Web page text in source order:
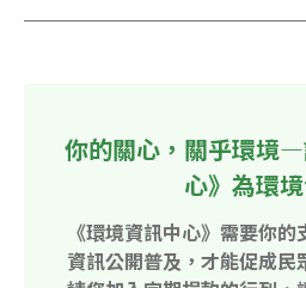
你的關心，關乎環境
心》為環
《環境資訊中心》需要你
資訊公開普及，才能促成民